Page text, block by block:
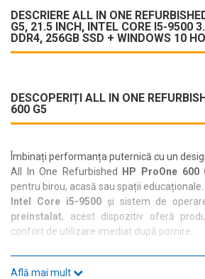
DESCRIERE ALL IN ONE
G5, 21.5 INCH, INTEL CORE I5-9500
DDR4, 256GB SSD + WINDOWS 10
DESCOPERIȚI ALL IN ONE
600 G5
Îmbinați performanța puternică cu un
All In One Refurbished
HP ProOne 600
pentru birou, acasă sau spații
Intel Core i5-9500și sistem de
preinstalat, acest dispozitiv oferă
confort de utilizare imediat după pornire.
DESIGN MODERN ȘI
Află mai mult